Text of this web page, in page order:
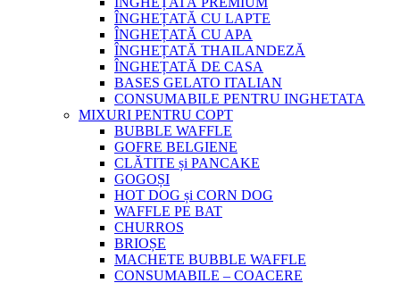
ÎNGHEȚATĂ CU LAPTE
ÎNGHEȚATĂ CU APA
ÎNGHEȚATĂ THAILANDEZĂ
ÎNGHEȚATĂ DE CASA
BASES GELATO ITALIAN
CONSUMABILE PENTRU INGHETATA
MIXURI PENTRU COPT
BUBBLE WAFFLE
GOFRE BELGIENE
CLĂTITE și PANCAKE
GOGOȘI
HOT DOG și CORN DOG
WAFFLE PE BAT
CHURROS
BRIOȘE
MACHETE BUBBLE WAFFLE
CONSUMABILE – COACERE